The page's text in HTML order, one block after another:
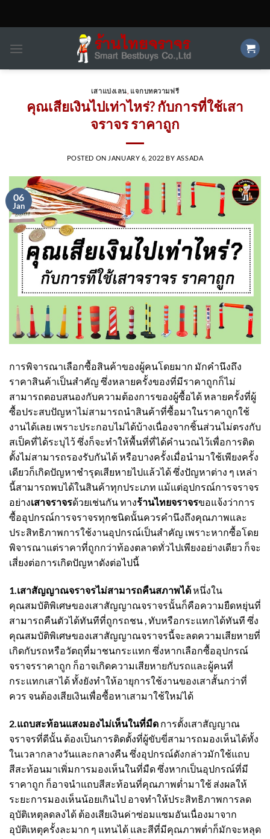
เสาแบ่งเลน แจกบทความฟรี
คุณเสียเงินไปเท่าไหร่? กับการที่ใช้เสา
จราจร ราคาถูก
POSTED ON JANUARY 6, 2022 BY ASSADA
06
Jan
การพิจารณาเลือกซื้อสินค้าของผู้คนโดยมาก มักคำนึงถึง
ราคาสินค้าเป็นสำคัญ ซึ่งหลายครั้งของที่มีราคาถูกก็ไม่
สามารถตอบสนองกับความต้องการของผู้ซื้อได้ หลายครั้งที่ผู้
ซื้อประสบปัญหาไม่สามารถนำสินค้าที่ซื้อมาในราคาถูกใช้
งานได้เลย เพราะประกอบไม่ได้บ้างเนื่องจากชิ้นส่วนไม่ตรงกับ
สเป็คที่ได้ระบุไว้ ซึ่งก็จะทำให้พื้นที่ที่ได้คำนวณไว้เพื่อการติด
ตั้งไม่สามารถรองรับกันได้ หรือบางครั้งเมื่อนำมาใช้เพียงครั้ง
เดียวก็เกิดปัญหาชำรุดเสียหายไปแล้วได้ ซึ่งปัญหาต่าง ๆ เหล่า
นี้สามารถพบได้ในสินค้าทุกประเภท แม้แต่อุปกรณ์การจราจร
อย่างเสาจราจรด้วยเช่นกัน ทางร้านไทยจราจรขอแจ้งว่าการ
ซื้ออุปกรณ์การจราจรทุกชนิดนั้นควรคำนึงถึงคุณภาพและ
ประสิทธิภาพการใช้งานอุปกรณ์เป็นสำคัญ เพราะหากซื้อโดย
พิจารณาแต่ราคาที่ถูกกว่าท้องตลาดทั่วไปเพียงอย่างเดียว ก็จะ
เสี่ยงต่อการเกิดปัญหาดังต่อไปนี้
1.เสาสัญญาณจราจรไม่สามารถคืนสภาพได้หนึ่งใน
คุณสมบัติพิเศษของเสาสัญญาณจราจรนั้นก็คือความยืดหยุ่นที่
สามารถคืนตัวได้ทันทีที่ถูกรถชน , ทับหรือกระแทกได้ทันที ซึ่ง
คุณสมบัติพิเศษของเสาสัญญาณจราจรนี้จะลดความเสียหายที่
เกิดกับรถหรือวัตถุที่มาชนกระแทก ซึ่งหากเลือกซื้ออุปกรณ์
จราจรราคาถูก ก็อาจเกิดความเสียหายกับรถและผู้คนที่
กระแทกเสาได้ ทั้งยังทำให้อายุการใช้งานของเสาสั้นกว่าที่
ควร จนต้องเสียเงินเพื่อซื้อหาเสามาใช้ใหม่ได้
2.แถบสะท้อนแสงมองไม่เห็นในที่มืด การตั้งเสาสัญญาณ
จราจรที่ดีนั้น ต้องเป็นการติดตั้งที่ผู้ขับขี่สามารถมองเห็นได้ทั้ง
ในเวลากลางวันและกลางคืน ซึ่งอุปกรณ์ดังกล่าวมักใช้แถบ
สีสะท้อนมาเพิ่มการมองเห็นในที่มืด ซึ่งหากเป็นอุปกรณ์ที่มี
ราคาถูก ก็อาจนำแถบสีสะท้อนที่คุณภาพต่ำมาใช้ ส่งผลให้
ระยะการมองเห็นน้อยเกินไป อาจทำให้ประสิทธิภาพการลด
อุบัติเหตุลดลงได้ ต้องเสียเงินค่าซ่อมแซมอันเนื่องมาจาก
อุบัติเหตุครั้งละมาก ๆ แทนได้ และสีที่มีคุณภาพต่ำก็มักจะหลุด